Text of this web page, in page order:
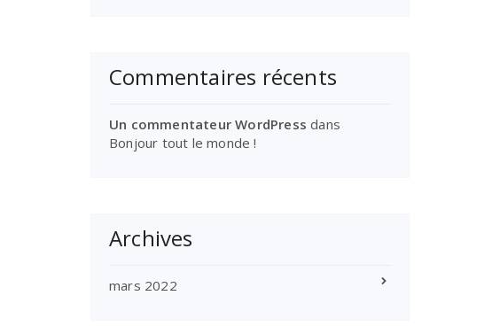
Commentaires récents
Un commentateur WordPress dans
Bonjour tout le monde !
Archives
mars 2022